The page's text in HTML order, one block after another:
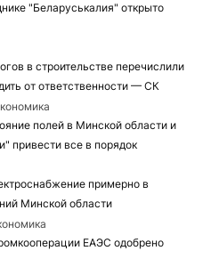
"Беларуськалия" открыто
в строительстве перечислили
от ответственности — СК
полей в Минской области и
привести все в порядок
примерно в
Минской области
ЕАЭС одобрено